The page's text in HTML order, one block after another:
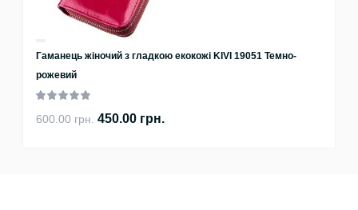
Гаманець жіночий з гладкою екокожі KIVI 19051 Темно-
рожевий
600.00 грн. 450.00 грн.